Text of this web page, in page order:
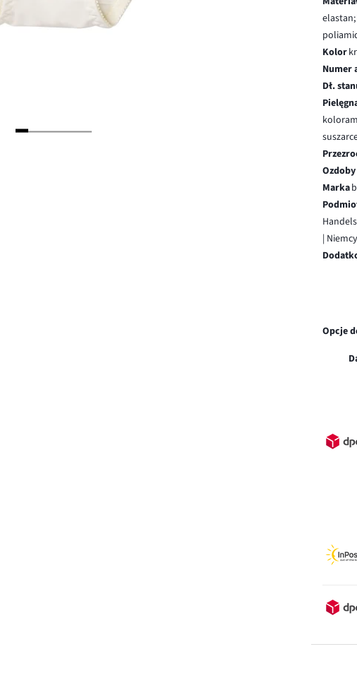
Kolor
Numer
Dł.
Ozdoby
Marka
|
Opcje